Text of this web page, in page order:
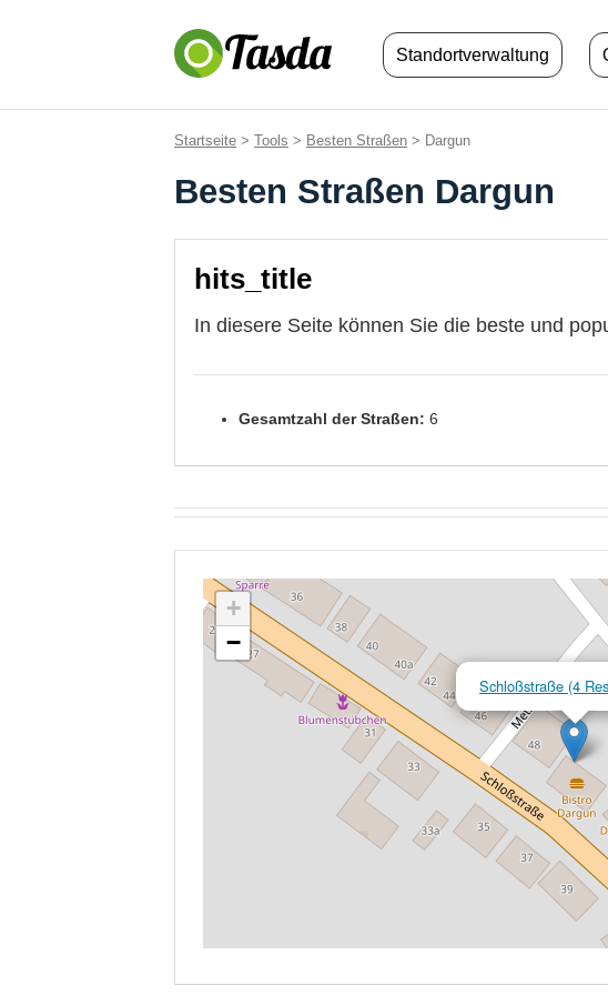
Standortverwaltung
Startseite > Tools > Besten Straßen > Dargun
Besten Straßen Dargun
hits_title
In diesere Seite können Sie die beste und
Gesamtzahl der Straßen: 6